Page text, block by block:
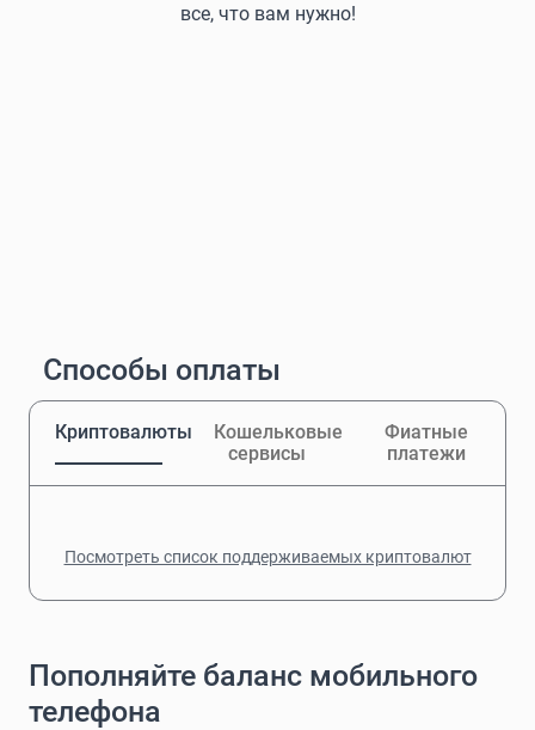
все, что вам нужно!
Способы оплаты
Криптовалюты
Кошельковые
сервисы
Фиатные
платежи
Посмотреть список поддерживаемых криптовалют
Пополняйте баланс мобильного
телефона